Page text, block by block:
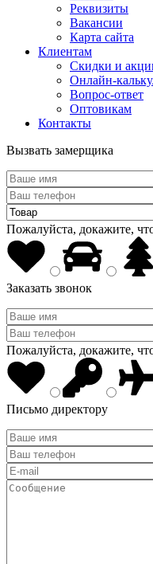
Реквизиты
Вакансии
Карта сайта
Клиентам
Скидки и
Онлайн-
Вопрос-ответ
Оптовикам
Контакты
Вызвать замерщика
Пожалуйста, докажите,
Заказать звонок
Пожалуйста, докажите,
Письмо директору